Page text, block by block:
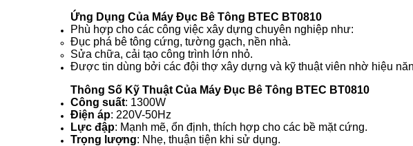
Ứng Dụng Của Máy Đục Bê Tông BTEC BT0810
Phù hợp cho các công việc xây dựng chuyên nghiệp như:
Đục phá bê tông cứng, tường gạch, nền nhà.
Sửa chữa, cải tạo công trình lớn nhỏ.
Được tin dùng bởi các đội thợ xây dựng và kỹ thuật viên nhờ hiệu
Thông Số Kỹ Thuật Của Máy Đục Bê Tông BTEC BT0810
Công suất: 1300W
Điện áp: 220V-50Hz
Lực đập: Mạnh mẽ, ổn định, thích hợp cho các bề mặt cứng.
Trọng lượng: Nhẹ, thuận tiện khi sử dụng.